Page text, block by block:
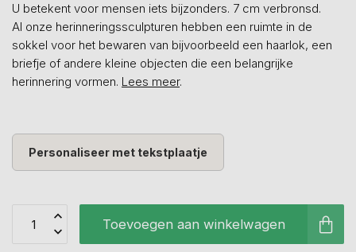
U betekent voor mensen iets bijzonders. 7 cm verbronsd.
Al onze herinneringssculpturen hebben een ruimte in de
sokkel voor het bewaren van bijvoorbeeld een haarlok, een
briefje of andere kleine objecten die een belangrijke
herinnering vormen. Lees meer.
Personaliseer met tekstplaatje
Toevoegen aan winkelwagen